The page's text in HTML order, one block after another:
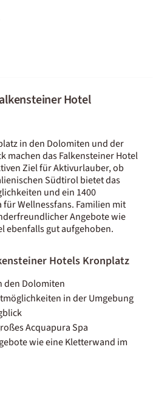
Hotel
in den Dolomiten und der
machen das Falkensteiner Hotel
Ziel für Aktivurlauber, ob
Südtirol bietet das
und ein 1400
Wellnessfans. Familien mit
Angebote wie
ebenfalls gut aufgehoben.
Hotels Kronplatz
den Dolomiten
in der Umgebung
Acquapura Spa
wie eine Kletterwand im